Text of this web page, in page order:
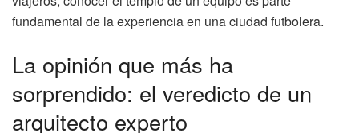
fundamental de la experiencia en una ciudad futbolera.
La opinión que más ha
sorprendido: el veredicto de un
arquitecto experto